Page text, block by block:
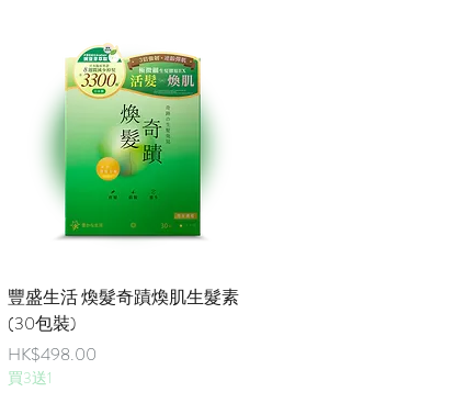
快速瀏覽
豐盛生活 煥髮奇蹟煥肌生髮素
(30包裝)
價格
HK$498.00
買3送1